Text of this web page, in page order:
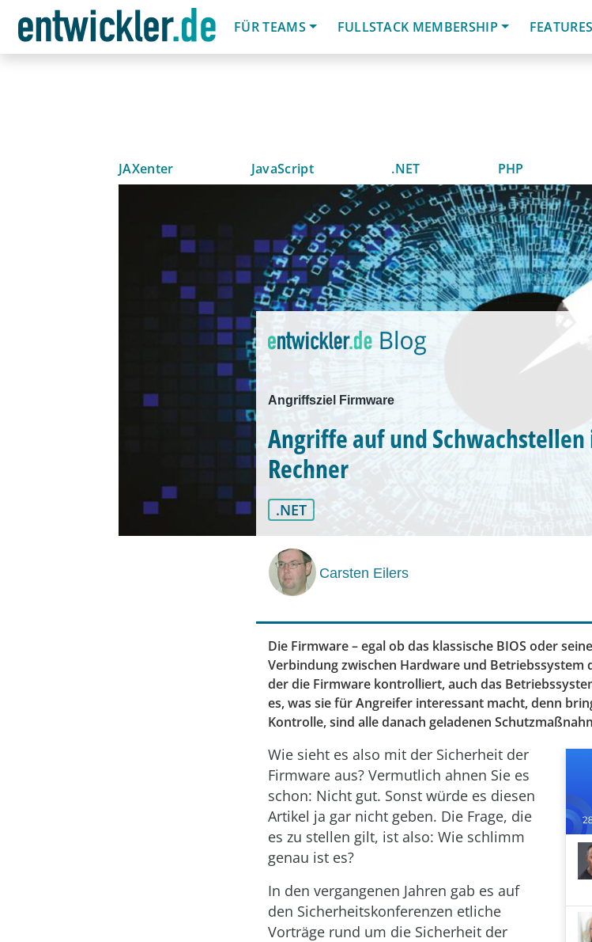
FÜR TEAMS
FULLSTACK MEMBERSHIP FEATURES
JAXenter JavaScript .NET PHP
Angriffsziel Firmware
Angriffe auf und
Rechner
.NET
Carsten Eilers
Die Firmware – egal ob das klassische BIOS oder
Verbindung zwischen Hardware und Betriebssystem
der die Firmware kontrolliert, auch das
es, was sie für Angreifer interessant macht, denn
Kontrolle, sind alle danach geladenen
Wie sieht es also mit der Sicherheit der
Firmware aus? Vermutlich ahnen Sie es
schon: Nicht gut. Sonst würde es diesen
Artikel ja gar nicht geben. Die Frage, die
es zu stellen gilt, ist also: Wie schlimm
genau ist es?
In den vergangenen Jahren gab es auf
den Sicherheitskonferenzen etliche
Vorträge rund um die Sicherheit der